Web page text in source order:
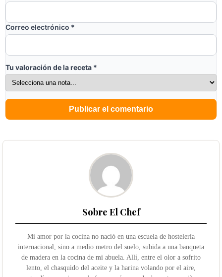
Correo electrónico *
Tu valoración de la receta *
Sobre El Chef
Mi amor por la cocina no nació en una escuela de hostelería
internacional, sino a medio metro del suelo, subida a una banqueta
de madera en la cocina de mi abuela. Allí, entre el olor a sofrito
lento, el chasquido del aceite y la harina volando por el aire,